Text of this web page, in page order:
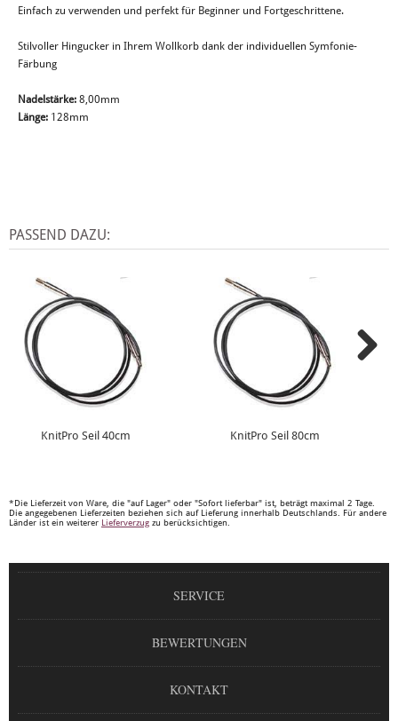
Einfach zu verwenden und perfekt für Beginner und Fortgeschrittene.
Stilvoller Hingucker in Ihrem Wollkorb dank der individuellen Symfonie-
Färbung
Nadelstärke: 8,00mm
Länge: 128mm
PASSEND DAZU:
KnitPro Seil 40cm KnitPro Seil 80cm
*Die Lieferzeit von Ware, die "auf Lager" oder "Sofort lieferbar" ist, beträgt maximal 2 Tage.
Die angegebenen Lieferzeiten beziehen sich auf Lieferung innerhalb Deutschlands. Für andere
Länder ist ein weiterer Lieferverzug zu berücksichtigen.
SERVICE
BEWERTUNGEN
KONTAKT